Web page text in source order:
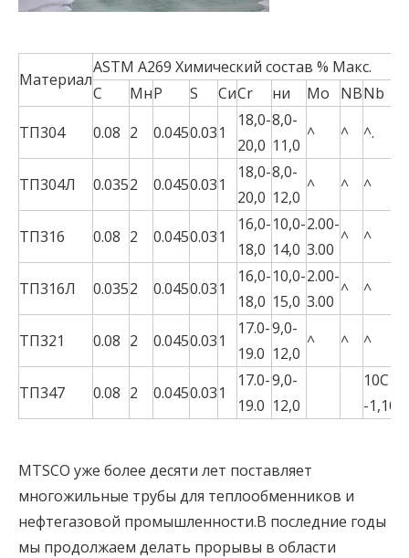
Материал
ASTM A269 Химический состав % Макс.
C
МнP S СиCr ни Мо NBNb
ТП304
0.08 2 0.0450.031
18,0-
20,0
8,0-
11,0
^ ^ ^.
ТП304Л 0.0352 0.0450.031
18,0-
20,0
8,0-
12,0
^ ^ ^
ТП316 0.08 2 0.0450.031
16,0-
18,0
10,0-
14,0
2.00-
3.00
^ ^
ТП316Л 0.0352 0.0450.031
16,0-
18,0
10,0-
15,0
2.00-
3.00
^ ^
ТП321 0.08 2 0.0450.031
17.0-
19.0
9,0-
12,0
^ ^ ^
ТП347
0.08 2 0.0450.031
17.0-
19.0
9,0-
12,0
10С
-1,10
MTSCO уже более десяти лет поставляет
многожильные трубы для теплообменников и
нефтегазовой промышленности.В последние годы
мы продолжаем делать прорывы в области